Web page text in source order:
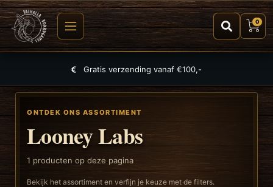
0
Gratis verzending vanaf €100,-
ONTDEK ONS ASSORTIMENT
Looney Labs
1 producten op deze pagina
Bekijk het assortiment en verfijn je keuze met de filters.